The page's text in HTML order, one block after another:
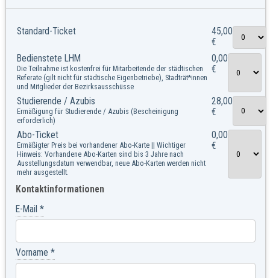
Standard-Ticket
45,00
€
Bedienstete LHM
Die Teilnahme ist kostenfrei für Mitarbeitende der städtischen
Referate (gilt nicht für städtische Eigenbetriebe), Stadträt*innen
und Mitglieder der Bezirksausschüsse
0,00
€
Studierende / Azubis
Ermäßigung für Studierende / Azubis (Bescheinigung
erforderlich)
28,00
€
Abo-Ticket
Ermäßigter Preis bei vorhandener Abo-Karte || Wichtiger
Hinweis: Vorhandene Abo-Karten sind bis 3 Jahre nach
Ausstellungsdatum verwendbar, neue Abo-Karten werden nicht
mehr ausgestellt.
0,00
€
E-Mail *
Vorname *